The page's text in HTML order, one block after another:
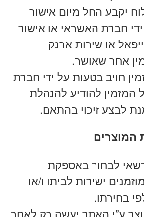
יקבע החל מיום אישור
חברת האשראי או אישור
או שירות ארנק
אחר שאושר.
חויב בטעות על ידי חברת
המזמין להודיע להנהלת
לבצע זיכוי בהתאם.
המוצרים
לבחור באספקת
ישירות לביתו ו/או
בחירתו.
ע”י האתר יעשה רק לאחר